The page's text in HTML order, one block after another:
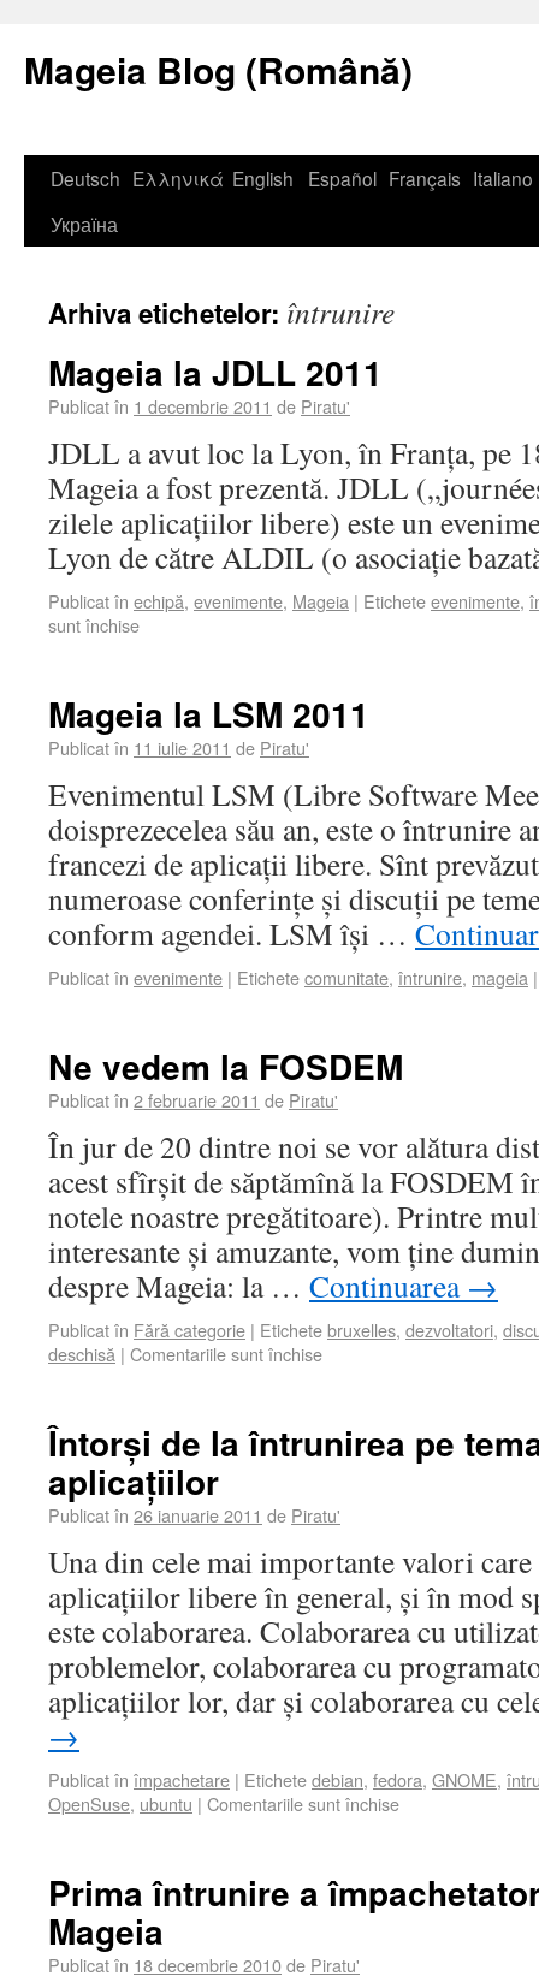
Mageia Blog (Română)
Deutsch Ελληνικά English Español Français Italiano
Україна
Arhiva etichetelor: întrunire
Mageia la JDLL 2011
Publicat în 1 decembrie 2011 de Piratu'
JDLL a avut loc la Lyon, în Franța, pe
Mageia a fost prezentă. JDLL
zilele aplicațiilor libere) este un
Lyon de către ALDIL (o asociație
Publicat în echipă, evenimente, Mageia | Eticheteevenimente,
sunt închise
Mageia la LSM 2011
Publicat în 11 iulie 2011 de Piratu'
Evenimentul LSM (Libre Software
doisprezecelea său an, este o întrunire
francezi de aplicații libere. Sînt
numeroase conferințe și discuții pe
conform agendei. LSM își …
Publicat în evenimente | Etichetecomunitate, întrunire, mageia |
Ne vedem la FOSDEM
Publicat în 2 februarie 2011 de Piratu'
În jur de 20 dintre noi se vor alătura
acest sfîrșit de săptămînă la FOSDEM
notele noastre pregătitoare). Printre
interesante și amuzante, vom ține
despre Mageia: la … Continuarea →
Publicat în Fără categorie | Etichetebruxelles, dezvoltatori,
deschisă | Comentariile sunt închise
Întorși de la întrunirea pe
aplicațiilor
Publicat în 26 ianuarie 2011 de Piratu'
Una din cele mai importante valori care
aplicațiilor libere în general, și în mod
este colaborarea. Colaborarea cu
problemelor, colaborarea cu
aplicațiilor lor, dar și colaborarea cu
→
Publicat în împachetare | Etichetedebian, fedora, GNOME,
OpenSuse, ubuntu | Comentariile sunt închise
Prima întrunire a
Mageia
Publicat în 18 decembrie 2010de Piratu'